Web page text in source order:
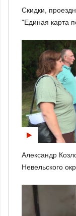
Скидки,
"Единая карта
Александр
Невельского